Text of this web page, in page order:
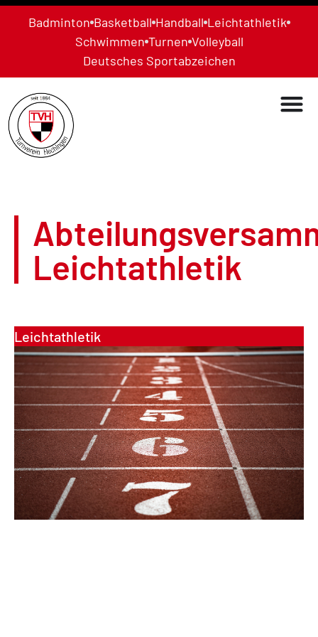
Badminton Basketball Handball Leichtathletik
Schwimmen Turnen Volleyball
Deutsches Sportabzeichen
Leichtathletik
Leichtathletik